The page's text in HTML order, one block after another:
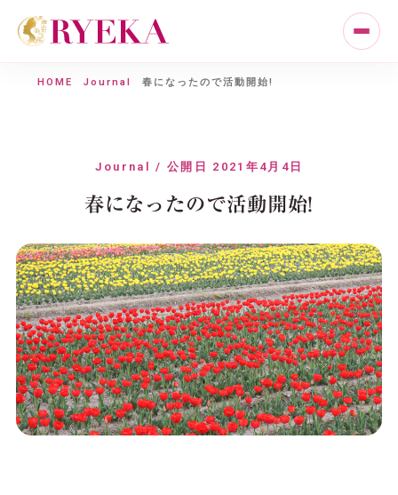
HOME Journal 春になったので活動開始!
Journal / 公開日 2021年4月4日
春になったので活動開始!